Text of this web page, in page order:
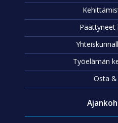
Päättyneet
Työelämän
Osta